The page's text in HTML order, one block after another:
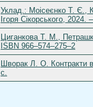
Уклад.: Моісеєнко Т. Є.,
Ігоря Сікорського,
Циганкова Т. М.,
ISBN 966–574–275–2
Шворак Л. О. Контракти в
с.